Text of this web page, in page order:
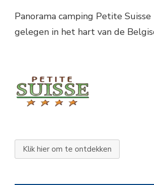
Panorama camping Petite
gelegen in het hart van de
Klik hier om te ontdekken